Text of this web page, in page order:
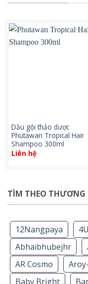
Dầu gội thảo dược
Phutawan Tropical Hair
Shampoo 300ml
Liên hệ
TÌM THEO THƯƠNG
12Nangpaya
Abhaibhubejhr
AR Cosmo
Baby Bright